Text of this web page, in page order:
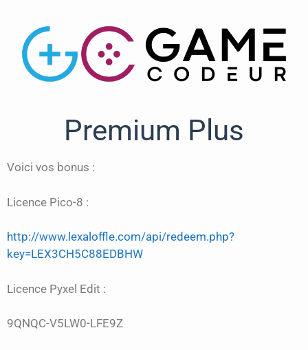
Premium Plus
Voici vos bonus :
Licence Pico-8 :
http://www.lexaloffle.com/api/redeem.php?
key=LEX3CH5C88EDBHW
Licence Pyxel Edit :
9QNQC-V5LW0-LFE9Z